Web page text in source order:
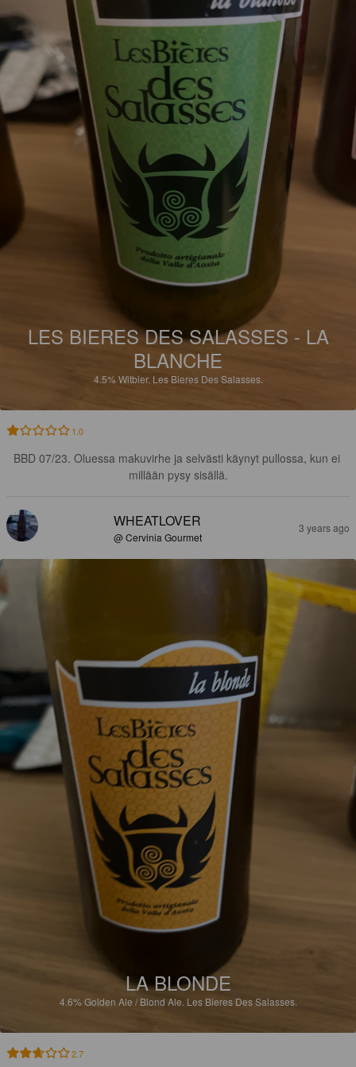
LES BIERES DES SALASSES - LA
BLANCHE
4.5%Witbier. Les Bieres Des Salasses.
1.0
BBD 07/23. Oluessa makuvirhe ja selvästi käynyt pullossa, kun ei
millään pysy sisällä.
WHEATLOVER
@ Cervinia Gourmet
3 years ago
LA BLONDE
4.6% Golden Ale / Blond Ale. Les Bieres Des Salasses.
2.7